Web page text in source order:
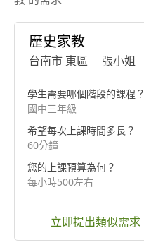
歷史家教
台南市 東區 張小姐
學生需要哪個階段的課程？
國中三年級
希望每次上課時間多長？
60分鐘
您的上課預算為何？
每小時500左右
立即提出類似需求